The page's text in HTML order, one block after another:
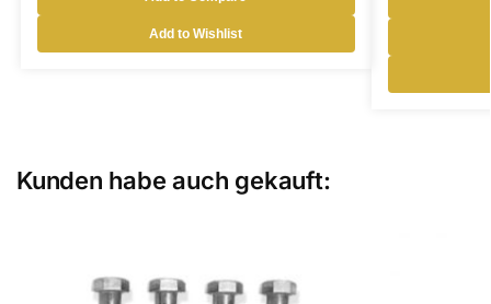
Add to Wishlist
Kunden habe auch gekauft: